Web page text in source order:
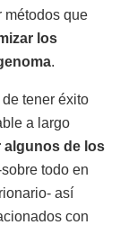
métodos que
los
.
tener éxito
a largo
algunos de los
todo en
así
con